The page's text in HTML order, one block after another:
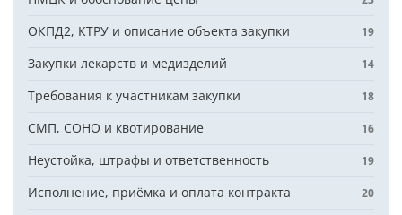
ОКПД2, КТРУ и описание объекта закупки 19
Закупки лекарств и медизделий 14
Требования к участникам закупки 18
СМП, СОНО и квотирование 16
Неустойка, штрафы и ответственность 19
Исполнение, приёмка и оплата контракта 20